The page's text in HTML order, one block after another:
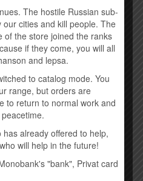
представленная в нашем
которые не
(Про реалізацію окремих
прав споживачів”
Міністрів України від 19
Ваши
под собой возврат
товара, оплата
The hostile Russian sub-
cities and kill people. The
of the store joined the ranks
if they come, you will all
and lepsa.
to catalog mode. You
range, but orders are
to return to normal work and
already offered to help,
will help in the future!
"bank", Privat card